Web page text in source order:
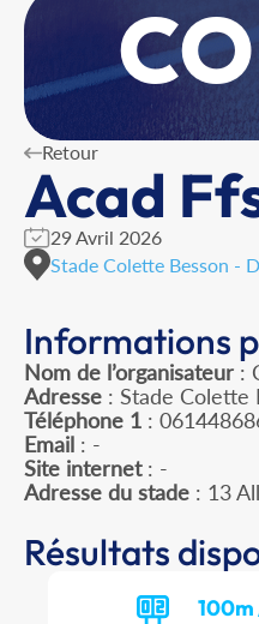
Retour
Acad
29 Avril 2026
Stade Colette Besson -
Informations
Nom de l’organisateur :
Adresse : Stade Colette
Téléphone 1 :
Email : -
Site internet: -
Adresse du stade : 13
Résultats
100m